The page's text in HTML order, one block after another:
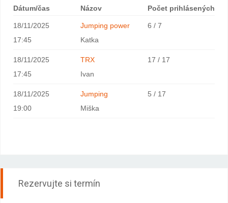
Dátum/čas Názov Počet prihlásených
18/11/2025
17:45
Jumping power
Katka
6 / 7
18/11/2025
17:45
TRX
Ivan
17 / 17
18/11/2025
19:00
Jumping
Miška
5 / 17
Rezervujte si termín